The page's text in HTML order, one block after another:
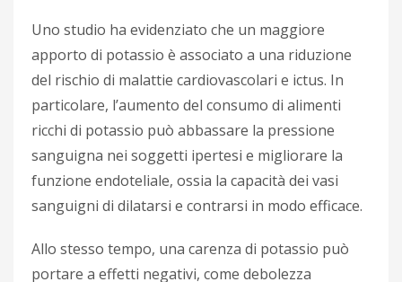
Uno studio ha evidenziato che un maggiore
apporto di potassio è associato a una riduzione
del rischio di malattie cardiovascolari e ictus. In
particolare, l’aumento del consumo di alimenti
ricchi di potassio può abbassare la pressione
sanguigna nei soggetti ipertesi e migliorare la
funzione endoteliale, ossia la capacità dei vasi
sanguigni di dilatarsi e contrarsi in modo efficace.
Allo stesso tempo, una carenza di potassio può
portare a effetti negativi, come debolezza